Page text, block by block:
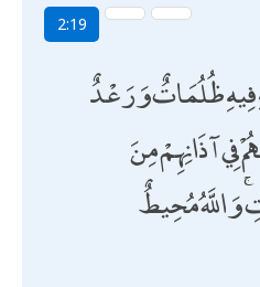
2:19
ظُلُمَاتٌ وَرَعْدٌ
آذَانِهِمْ مِنَ
مُحِيطٌ